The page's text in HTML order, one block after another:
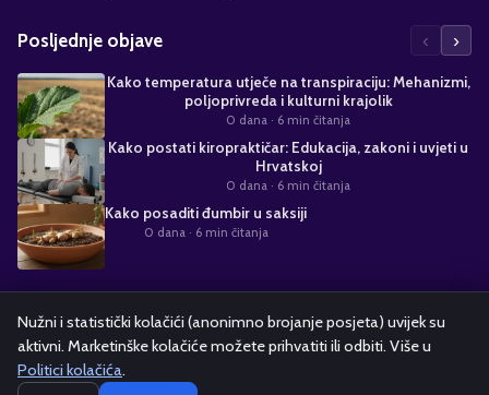
Posljednje objave ‹ ›
Kako temperatura utječe na transpiraciju: Mehanizmi,
poljoprivreda i kulturni krajolik
0 dana · 6 min čitanja
Kako postati kiropraktičar: Edukacija, zakoni i uvjeti u
Hrvatskoj
0 dana · 6 min čitanja
Kako posaditi đumbir u saksiji
0 dana· 6 min čitanja
Suradnja s nama
Alati i kalkulatoriOglašavanjePolitika kolačićaPravila privatnosti
Nužni i statistički kolačići (anonimno brojanje posjeta) uvijek su
aktivni. Marketinške kolačiće možete prihvatiti ili odbiti. Više u
Politici kolačića.